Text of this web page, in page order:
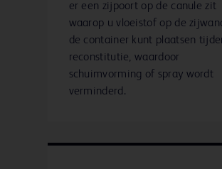
er een zijpoort op de canule zit
waarop u vloeistof op de
de container kunt plaatsen
reconstitutie, waardoor
schuimvorming of spray wordt
verminderd.